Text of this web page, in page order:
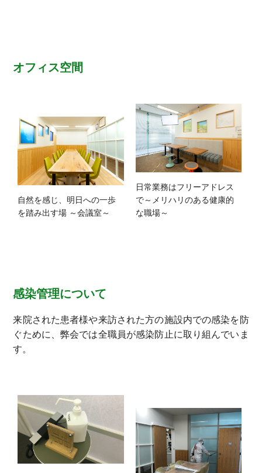
オフィス空間
自然を感じ、明日への一歩
を踏み出す場 ～会議室～
日常業務はフリーアドレス
で～メリハリのある健康的
な職場～
感染管理について
来院された患者様や来訪された方の施設内での感染を防
ぐために、弊会では全職員が感染防止に取り組んでいま
す。